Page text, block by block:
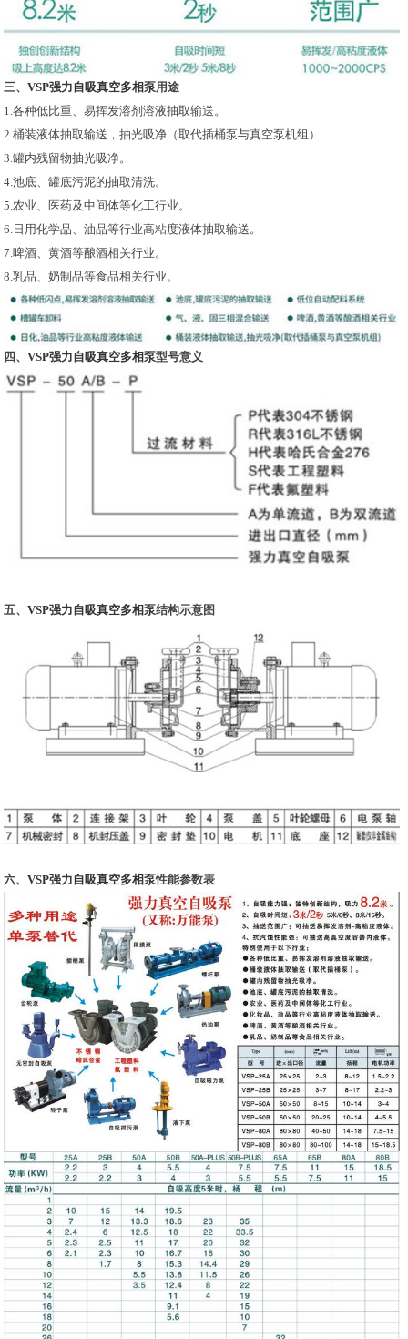
三、VSP强力自吸真空多相泵用途
1.各种低比重、易挥发溶剂溶液抽取输送。
2.桶装液体抽取输送，抽光吸净（取代插桶泵与真空泵机组）
3.罐内残留物抽光吸净。
4.池底、罐底污泥的抽取清洗。
5.农业、医药及中间体等化工行业。
6.日用化学品、油品等行业高粘度液体抽取输送。
7.啤酒、黄酒等酿酒相关行业。
8.乳品、奶制品等食品相关行业。
四、VSP强力自吸真空多相泵型号意义
五、VSP强力自吸真空多相泵结构示意图
六、VSP强力自吸真空多相泵性能参数表